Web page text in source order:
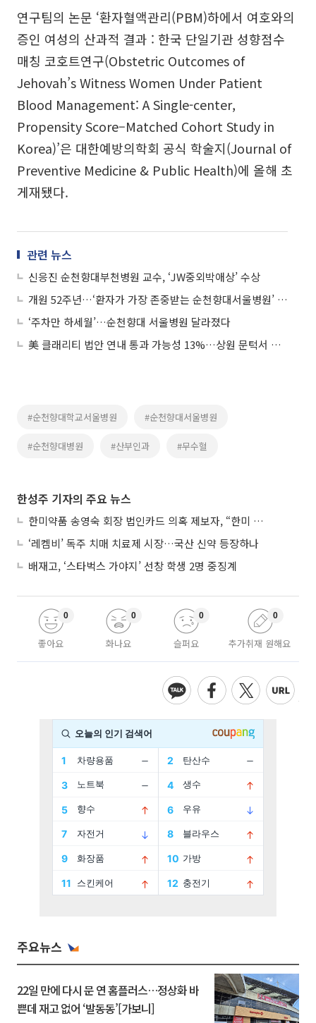
연구팀의 논문 ‘환자혈액관리(PBM)하에서 여호와의
증인 여성의 산과적 결과 : 한국 단일기관 성향점수
매칭 코호트연구(Obstetric Outcomes of
Jehovah’s Witness Women Under Patient
Blood Management: A Single-center,
Propensity Score–Matched Cohort Study in
Korea)’은 대한예방의학회 공식 학술지(Journal of
Preventive Medicine & Public Health)에 올해 초
게재됐다.
관련 뉴스
신응진 순천향대부천병원 교수, ‘JW중외박애상’ 수상
개원 52주년…‘환자가 가장 존중받는 순천향대서울병원’ 다짐
‘주차만 하세월’…순천향대 서울병원 달라졌다
美 클래리티 법안 연내 통과 가능성 13%…상원 문턱서 제동
#순천향대학교서울병원 #순천향대서울병원
#순천향대병원 #산부인과 #무수혈
한성주 기자의 주요 뉴스
한미약품 송영숙 회장 법인카드 의혹 제보자, “한미 잘 되기 바라는 마음”
‘레켐비’ 독주 치매 치료제 시장…국산 신약 등장하나
배재고, ‘스타벅스 가야지’ 선창 학생 2명 중징계
좋아요
0
화나요
0
슬퍼요
0
추가취재 원해요
0
주요뉴스
22일 만에 다시 문 연 홈플러스…정상화 바
쁜데 재고 없어 ‘발동동’[가보니]